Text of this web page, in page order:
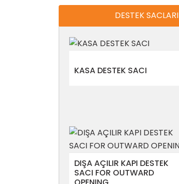
DESTEK SACLARI
KASA DESTEK SACI
DIŞA AÇILIR KAPI DESTEK
SACI FOR OUTWARD